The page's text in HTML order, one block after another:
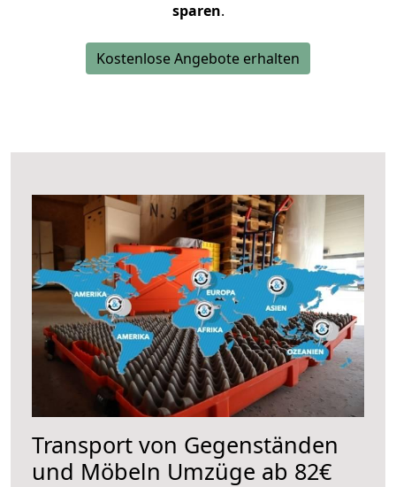
sparen.
Kostenlose Angebote erhalten
Transport von Gegenständen
und Möbeln Umzüge ab 82€